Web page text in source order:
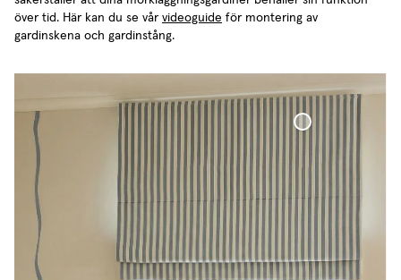
över tid. Här kan du se vår videoguide för montering av
gardinskena och gardinstång.
Mörkläggande Hissgardin Vävd Linne Cottage
FROM US, FIRST